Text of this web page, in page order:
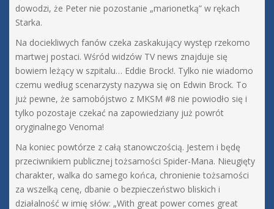
dowodzi, że Peter nie pozostanie „marionetką” w rękach
Starka.
Na dociekliwych fanów czeka zaskakujący występ rzekomo
martwej postaci. Wśród widzów TV news znajduje się
bowiem leżący w szpitalu… Eddie Brock!. Tylko nie wiadomo
czemu według scenarzysty nazywa się on Edwin Brock. To
już pewne, że samobójstwo z MKSM #8 nie powiodło się i
tylko pozostaje czekać na zapowiedziany już powrót
oryginalnego Venoma!
Na koniec powtórze z całą stanowczością. Jestem i będę
przeciwnikiem publicznej tożsamości Spider-Mana. Nieugięty
charakter, walka do samego końca, chronienie tożsamości
za wszelką cenę, dbanie o bezpieczeństwo bliskich i
działalność w imię słów: „With great power comes great